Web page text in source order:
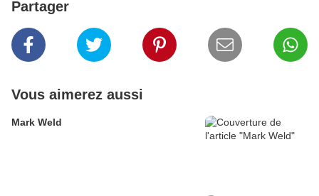
Partager
Vous aimerez aussi
Mark Weld